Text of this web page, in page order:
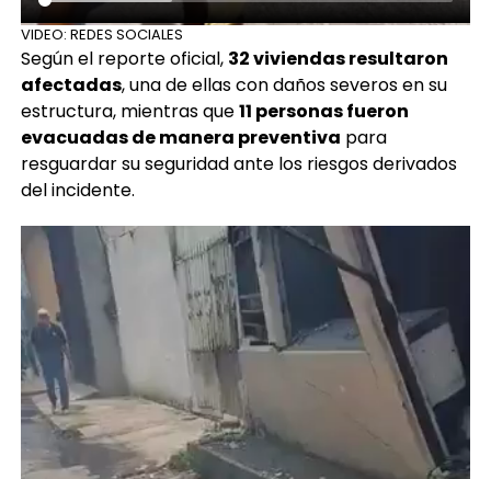
VIDEO: REDES SOCIALES
Según el reporte oficial, 32 viviendas resultaron
afectadas, una de ellas con daños severos en su
estructura, mientras que11 personas fueron
evacuadas de manera preventiva para
resguardar su seguridad ante los riesgos derivados
del incidente.